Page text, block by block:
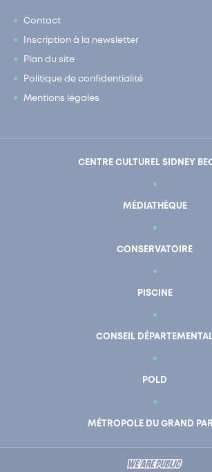
Contact
Inscription à la newsletter
Plan du site
Politique de confidentialité
Mentions légales
CENTRE CULTUREL SIDNEY
MÉDIATHÈQUE
CONSERVATOIRE
PISCINE
CONSEIL
POLD
MÉTROPOLE DU GRAND
En un clic Mon